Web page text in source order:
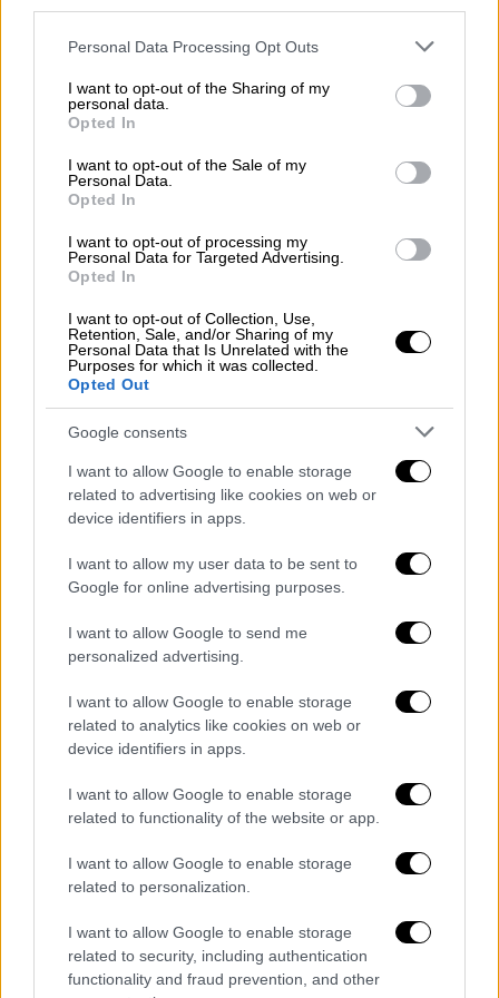
Please note that this website/app uses one or more Google
not limited to your visit or usage behaviour. You may click to
grant or deny consent to Google and its third-party tags to
use your data for below specified purposes in below Google
consent section.
Personal Data Processing Opt Outs
I want to opt-out of the Sharing of my
personal data.
Opted In
I want to opt-out of the Sale of my
Personal Data.
Opted In
I want to opt-out of processing my
Personal Data for Targeted Advertising.
Opted In
I want to opt-out of Collection, Use,
Retention, Sale, and/or Sharing of my
Personal Data that Is Unrelated with the
Purposes for which it was collected.
Opted Out
Google consents
I want to allow Google to enable storage
related to advertising like cookies on web or
device identifiers in apps.
I want to allow my user data to be sent to
Google for online advertising purposes.
I want to allow Google to send me
personalized advertising.
I want to allow Google to enable storage
related to analytics like cookies on web or
device identifiers in apps.
I want to allow Google to enable storage
related to functionality of the website or app.
I want to allow Google to enable storage
related to personalization.
I want to allow Google to enable storage
related to security, including authentication
functionality and fraud prevention, and other
πρέπει να το προσπαθήσουμε. Και αυτό που
μας δίνει αυτό το κλίμα είναι τη δυνατότητα
να το δοκιμάσουμε χωρίς τη διαρκή ένταση
πρόσθεσε:
όρους που έθετε η Ελλάδα μέχρι τώρα για να
κάτσει να κουβεντιάσει είναι να μην
υπερπτήσεις, να μην υπάρχει επιθετική
ρητορική. Έγινε, είναι σπουδαίο που έγινε,
πάμε από το μικρό παράθυρο να φτιάξουμε
μια μεγάλη πόρτα».
Αναφερόμενος στις συμμαχίες που έχει
χτίσει ηΕλλάδαεπεσήμανε πως σ' αυτές
περιλαμβάνονται οι ΗΠΑ, η Γαλλία, μια σειρά
χωρών του Αραβικού χώρου και μια σειρά
από χώρες που πιστεύουν στο διεθνές
Αναφερόμενος στις ελληνικές εκλογές,
υπογράμμισε πως για τη Νέα Δημοκρατία η
πρόταση είναι πακέτο, δεν προτείνονται
εναλλακτικές: αυτοδύναμη κυβέρνηση της
Κυριάκο Μητσοτάκη.
«Δεν ενυποθηκεύουμε τη βασική μας
πρόταση στην κοινωνία», τόνισε.
ΟΛΕΣ ΟΙ ΕΙΔΗΣΕΙΣ:
Γιατί ο Μητσοτάκης κλείνει την